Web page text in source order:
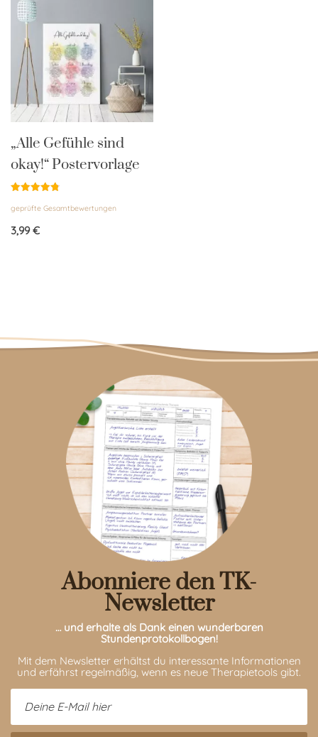
„Alle Gefühle sind
okay!“ Postervorlage
mit
von 5
geprüfte Gesamtbewertungen
3,99€
Abonniere den TK-
Newsletter
… und erhalte als Dank einen wunderbaren
Stundenprotokollbogen!
Mit dem Newsletter erhältst du interessante Informationen
und erfährst regelmäßig, wenn es neue Therapietools gibt.